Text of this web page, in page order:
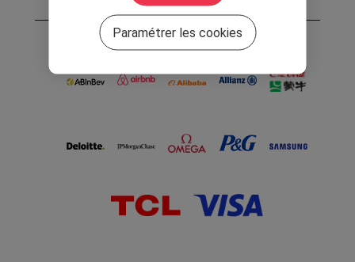
Partenaires Mondiaux
Paramétrer les cookies